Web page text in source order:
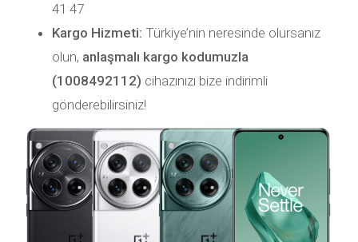
41 47
Kargo Hizmeti: Türkiye’nin neresinde olursanız
olun, anlaşmalı kargo kodumuzla
(1008492112) cihazınızı bize indirimli
gönderebilirsiniz!